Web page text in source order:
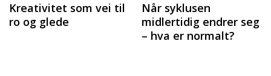
Kreativitet som vei til
ro og glede
Når syklusen
midlertidig endrer seg
– hva er normalt?